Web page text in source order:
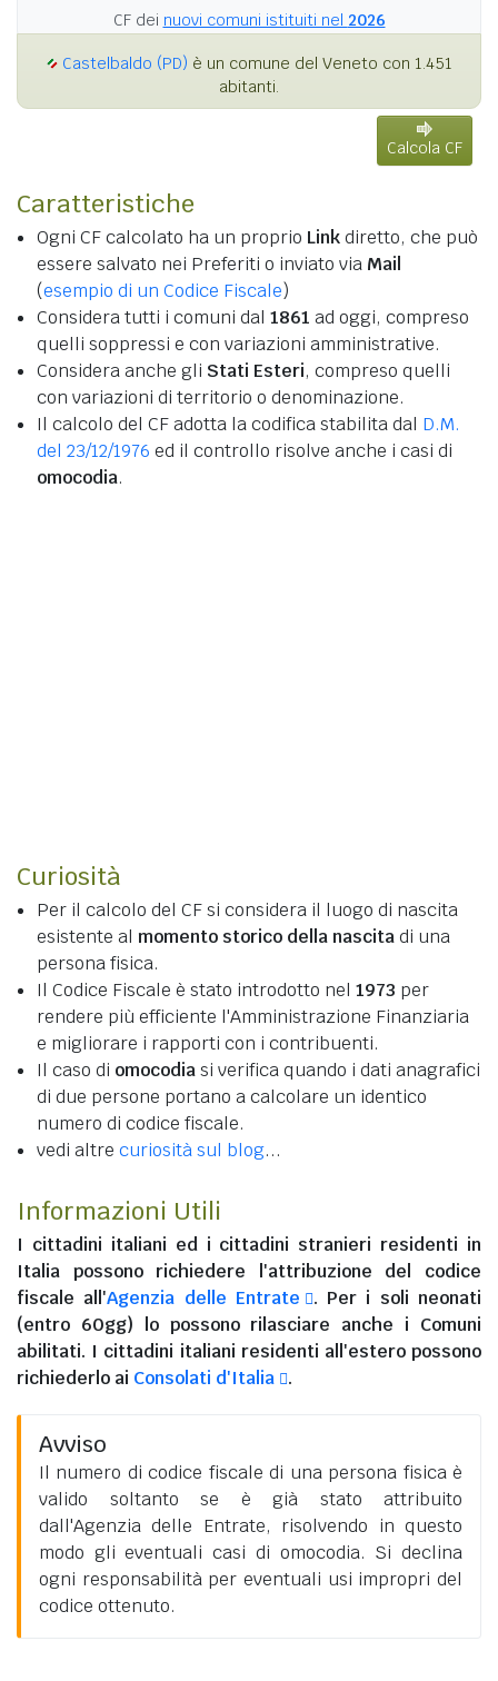
CF dei nuovi comuni istituiti nel 2026
Castelbaldo (PD) è un comune del Veneto con 1.451
abitanti.
Calcola CF
Caratteristiche
Ogni CF calcolato ha un proprio Linkdiretto, che può
essere salvato nei Preferiti o inviato via Mail
(esempio di un Codice Fiscale)
Considera tutti i comuni dal 1861 ad oggi, compreso
quelli soppressi e con variazioni amministrative.
Considera anche gli Stati Esteri, compreso quelli
con variazioni di territorio o denominazione.
Il calcolo del CF adotta la codifica stabilita dal D.M.
del 23/12/1976 ed il controllo risolve anche i casi di
omocodia.
Curiosità
Per il calcolo del CF si considera il luogo di nascita
esistente al momento storico della nascitadi una
persona fisica.
Il Codice Fiscale è stato introdotto nel 1973 per
rendere più efficiente l'Amministrazione Finanziaria
e migliorare i rapporti con i contribuenti.
Il caso di omocodiasi verifica quando i dati anagrafici
di due persone portano a calcolare un identico
numero di codice fiscale.
vedi altre curiosità sul blog...
Informazioni Utili
I cittadini italiani ed i cittadini stranieri residenti in
Italia possono richiedere l'attribuzione del codice
fiscale all'Agenzia delle Entrate
. Per i soli neonati
(entro 60gg) lo possono rilasciare anche i Comuni
abilitati. I cittadini italiani residenti all'esteropossono
richiederlo ai Consolati d'Italia .
Avviso
Il numero di codice fiscale di una persona fisica è
valido soltanto se è già stato attribuito
dall'Agenzia delle Entrate, risolvendo in questo
modo gli eventuali casi di omocodia. Si declina
ogni responsabilità per eventuali usi impropri del
codice ottenuto.